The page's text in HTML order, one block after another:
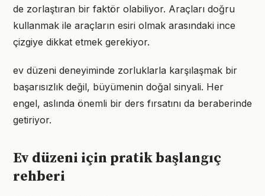
de zorlaştıran bir faktör olabiliyor. Araçları doğru
kullanmak ile araçların esiri olmak arasındaki ince
çizgiye dikkat etmek gerekiyor.
ev düzeni deneyiminde zorluklarla karşılaşmak bir
başarısızlık değil, büyümenin doğal sinyali. Her
engel, aslında önemli bir ders fırsatını da beraberinde
getiriyor.
Ev düzeni için pratik başlangıç
rehberi